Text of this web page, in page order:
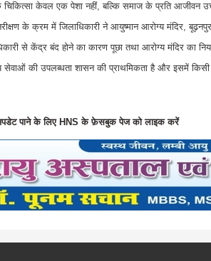
केवल एक पेशा नहीं, बल्कि समाज के प्रति आजीवन
के क्रम में जिलाधिकारी ने आयुष्मान आरोग्य मंदिर,
से केंद्र बंद होने का कारण पूछा तथा आरोग्य मंदिर का
सेवाओं की उपलब्धता शासन की प्राथमिकता है और इसमें किसी
पाने के लिए HNS के फ़ेसबुक पेज को लाइक करें